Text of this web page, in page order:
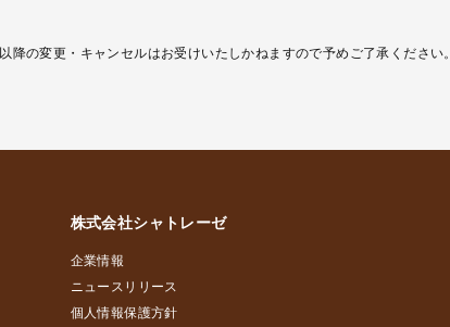
の変更・キャンセルはお受けいたしかねますので予めご了承ください。
株式会社シャトレーゼ
企業情報
ニュースリリース
個人情報保護方針